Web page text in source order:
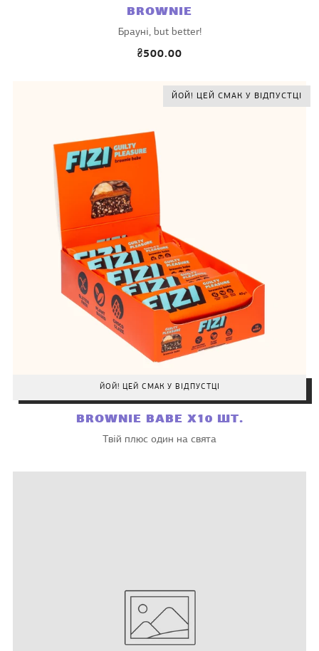
BROWNIE
Брауні, but better!
₴500.00
ЙОЙ! ЦЕЙ СМАК У ВІДПУСТЦІ
ЙОЙ! ЦЕЙ СМАК У ВІДПУСТЦІ
BROWNIE BABE X10 ШТ.
Твій плюс один на свята